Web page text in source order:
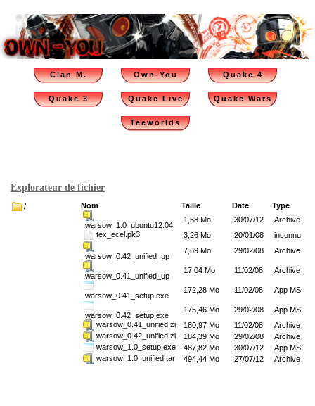
Clan M. Own-You Quake 4
Quake 3 Quake Live Quake Wars
Teeworlds
Explorateur de fichier
/ Nom Taille Date Type
warsow_1.0_ubuntu12.04
1,58 Mo 30/07/12
Archive
tex_ecel.pk3
3,26 Mo 20/01/08 inconnu
warsow_0.42_unified_up
7,69 Mo 29/02/08 Archive
warsow_0.41_unified_up
17,04 Mo 11/02/08 Archive
warsow_0.41_setup.exe
172,28 Mo 11/02/08 App MS
warsow_0.42_setup.exe
175,46 Mo 29/02/08
App MS
warsow_0.41_unified.zi
180,97 Mo 11/02/08
Archive
warsow_0.42_unified.zi
184,39 Mo 29/02/08
Archive
warsow_1.0_setup.exe
487,82 Mo 30/07/12
App MS
warsow_1.0_unified.tar
494,44 Mo 27/07/12 Archive